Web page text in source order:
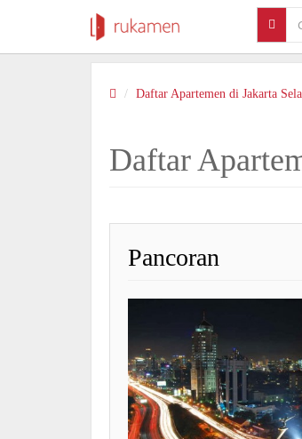
Daftar Apartemen di Jakarta
Daftar
Pancoran